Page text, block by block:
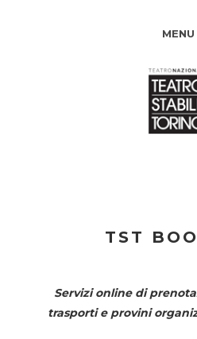
MENU
TST
Servizi online di
trasporti e provini